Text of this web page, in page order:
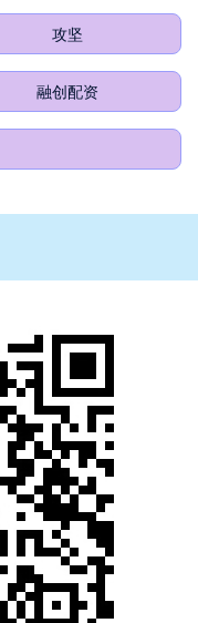
攻坚
融创配资